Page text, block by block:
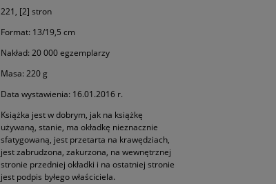
221, [2] stron
Format: 13/19,5 cm
Nakład: 20 000 egzemplarzy
Masa: 220 g
Data wystawienia: 16.01.2016 r.
Książka jest w dobrym, jak na książkę
używaną, stanie, ma okładkę nieznacznie
sfatygowaną, jest przetarta na krawędziach,
jest zabrudzona, zakurzona, na wewnętrznej
stronie przedniej okładki i na ostatniej stronie
jest podpis byłego właściciela.